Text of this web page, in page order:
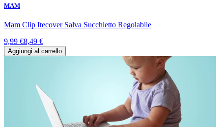
MAM
Mam Clip Itecover Salva Succhietto Regolabile
9,99 €8,49 €
Aggiungi al carrello